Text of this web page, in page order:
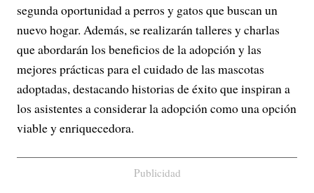
segunda oportunidad a perros y gatos que buscan un
nuevo hogar. Además, se realizarán talleres y charlas
que abordarán los beneficios de la adopción y las
mejores prácticas para el cuidado de las mascotas
adoptadas, destacando historias de éxito que inspiran a
los asistentes a considerar la adopción como una opción
viable y enriquecedora.
Publicidad